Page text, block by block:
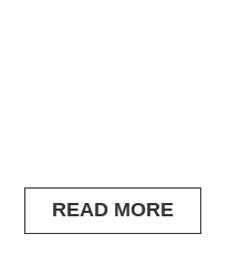
READ MORE